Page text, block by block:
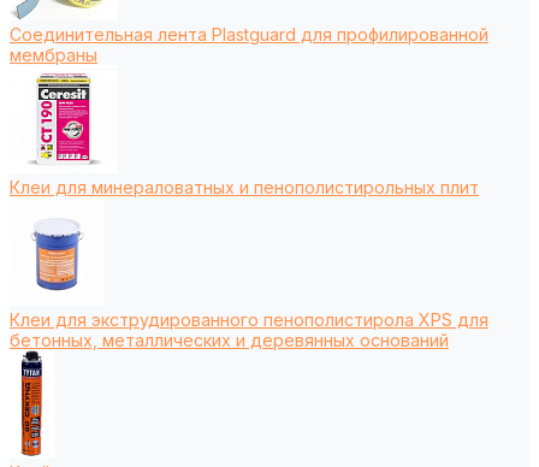
Соединительная лента Plastguard для профилированной
мембраны
Клеи для минераловатных и пенополистирольных плит
Клеи для экструдированного пенополистирола XPS для
бетонных, металлических и деревянных оснований